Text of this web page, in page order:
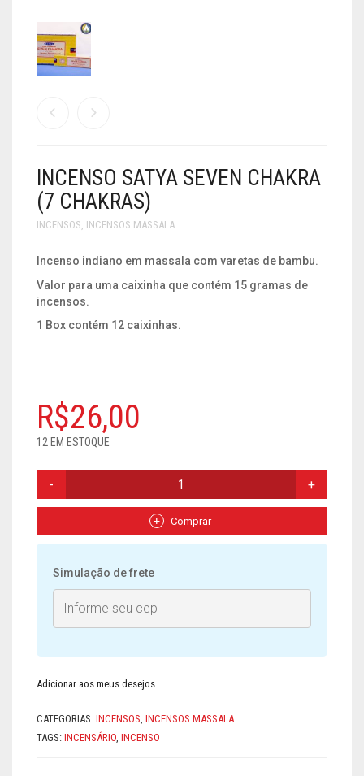
MADEIRA
PENDULOS
INCENSO MASSALA
SPRAY
CRUZ
LIVROS
SÍMBOLO EGÍPCIO
INCENSO SATYA SEVEN CHAKRA
(7 CHAKRAS)
INCENSOS, INCENSOS MASSALA
Incenso indiano em massala com varetas de bambu.
Valor para uma caixinha que contém 15 gramas de
incensos.
1 Box contém 12 caixinhas.
R$26,00
12 EM ESTOQUE
SEVEN
(7
Comprar
Simulação de frete
Adicionar aos meus desejos
CATEGORIAS: INCENSOS INCENSOS MASSALA
TAGS: INCENSÁRIO INCENSO